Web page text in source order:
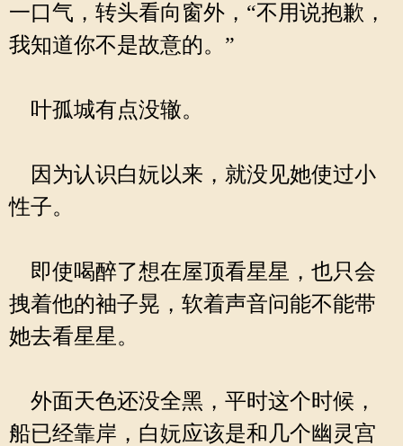
一口气，转头看向窗外，“不用说抱歉，
我知道你不是故意的。”
叶孤城有点没辙。
因为认识白妧以来，就没见她使过小
性子。
即使喝醉了想在屋顶看星星，也只会
拽着他的袖子晃，软着声音问能不能带
她去看星星。
外面天色还没全黑，平时这个时候，
船已经靠岸，白妧应该是和几个幽灵宫